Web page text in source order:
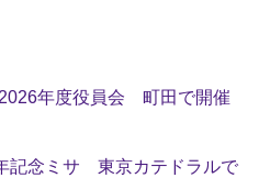
年度役員会 町田で開催
記念ミサ 東京カテドラルで